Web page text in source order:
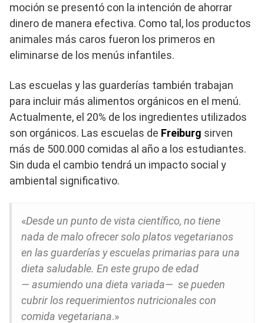
moción se presentó con la intención de ahorrar
dinero de manera efectiva. Como tal, los productos
animales más caros fueron los primeros en
eliminarse de los menús infantiles.
Las escuelas y las guarderías también trabajan
para incluir más alimentos orgánicos en el menú.
Actualmente, el 20% de los ingredientes utilizados
son orgánicos. Las escuelas de Freiburg sirven
más de 500.000 comidas al año a los estudiantes.
Sin duda el cambio tendrá un impacto social y
ambiental significativo.
«Desde un punto de vista científico, no tiene
nada de malo ofrecer solo platos vegetarianos
en las guarderías y escuelas primarias para una
dieta saludable. En este grupo de edad
— asumiendo una dieta variada— se pueden
cubrir los requerimientos nutricionales con
comida vegetariana.»